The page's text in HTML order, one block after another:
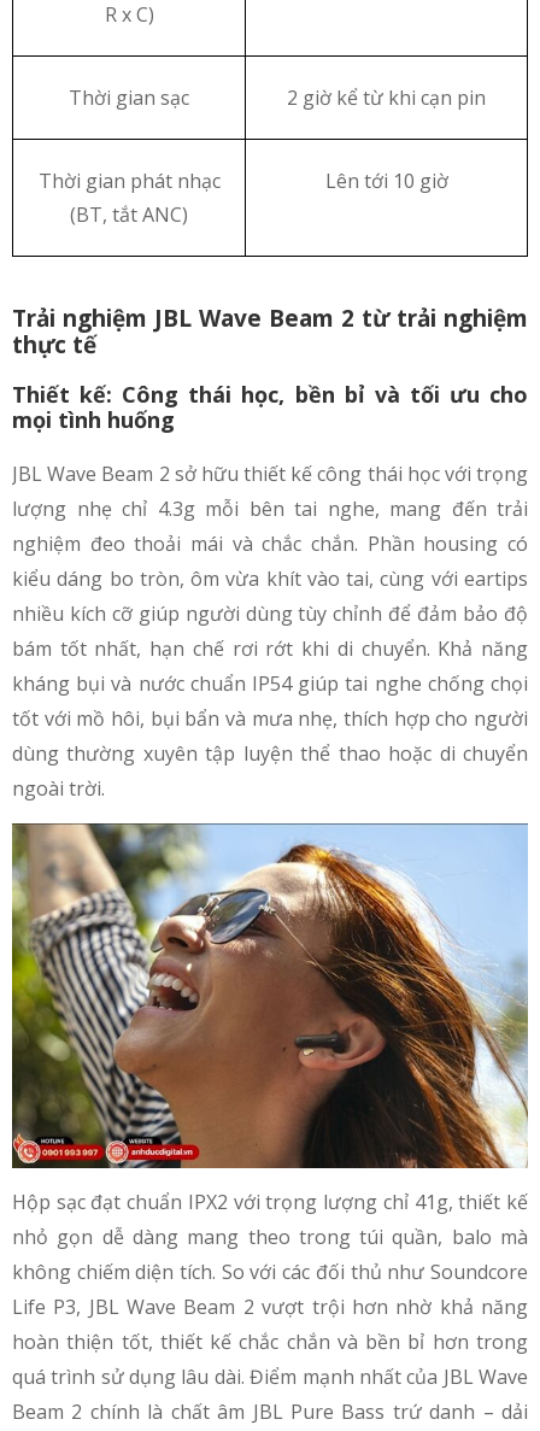
R x C)
Thời gian sạc 2 giờ kể từ khi cạn pin
Thời gian phát nhạc
(BT, tắt ANC)
Lên tới 10 giờ
Trải nghiệm JBL Wave Beam 2 từ trải nghiệm
thực tế
Thiết kế: Công thái học, bền bỉ và tối ưu cho
mọi tình huống
JBL Wave Beam 2 sở hữu thiết kế công thái học với trọng
lượng nhẹ chỉ 4.3g mỗi bên tai nghe, mang đến trải
nghiệm đeo thoải mái và chắc chắn. Phần housing có
kiểu dáng bo tròn, ôm vừa khít vào tai, cùng với eartips
nhiều kích cỡ giúp người dùng tùy chỉnh để đảm bảo độ
bám tốt nhất, hạn chế rơi rớt khi di chuyển. Khả năng
kháng bụi và nước chuẩn IP54 giúp tai nghe chống chọi
tốt với mồ hôi, bụi bẩn và mưa nhẹ, thích hợp cho người
dùng thường xuyên tập luyện thể thao hoặc di chuyển
ngoài trời.
Hộp sạc đạt chuẩn IPX2 với trọng lượng chỉ 41g, thiết kế
nhỏ gọn dễ dàng mang theo trong túi quần, balo mà
không chiếm diện tích. So với các đối thủ như Soundcore
Life P3, JBL Wave Beam 2 vượt trội hơn nhờ khả năng
hoàn thiện tốt, thiết kế chắc chắn và bền bỉ hơn trong
quá trình sử dụng lâu dài. Điểm mạnh nhất của JBL Wave
Beam 2 chính là chất âm JBL Pure Bass trứ danh – dải